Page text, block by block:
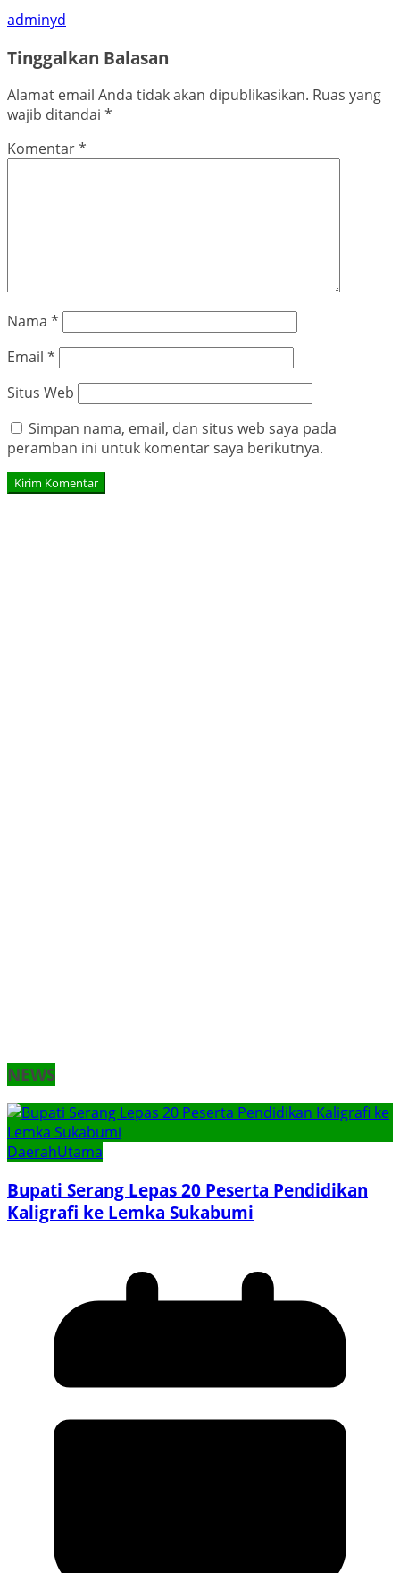
adminyd
Tinggalkan Balasan
Alamat email Anda tidak akan dipublikasikan. Ruas yang
wajib ditandai *
Komentar*
Nama *
Email *
Situs Web
Simpan nama, email, dan situs web saya pada
peramban ini untuk komentar saya berikutnya.
NEWS
DaerahUtama
Bupati Serang Lepas 20 Peserta Pendidikan
Kaligrafi ke Lemka Sukabumi